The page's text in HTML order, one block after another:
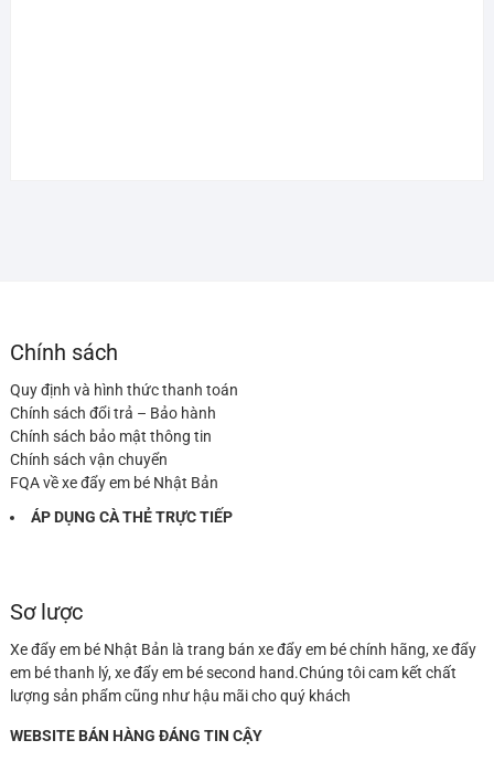
Chính sách
Quy định và hình thức thanh toán
Chính sách đổi trả – Bảo hành
Chính sách bảo mật thông tin
Chính sách vận chuyển
FQA về xe đẩy em bé Nhật Bản
ÁP DỤNG CÀ THẺ TRỰC TIẾP
Sơ lược
Xe đẩy em bé Nhật Bản là trang bán xe đẩy em bé chính hãng, xe đẩy
em bé thanh lý, xe đẩy em bé second hand.Chúng tôi cam kết chất
lượng sản phẩm cũng như hậu mãi cho quý khách
WEBSITE BÁN HÀNG ĐÁNG TIN CẬY